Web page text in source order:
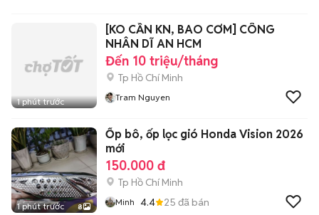
1 phút trước
[KO CẦN KN, BAO CƠM] CÔNG
NHÂN DĨ AN HCM
Đến 10 triệu/tháng
Tp Hồ Chí Minh
Tram Nguyen
1 phút trước 8
Ốp bô, ốp lọc gió Honda Vision 2026
mới
150.000 đ
Tp Hồ Chí Minh
Minh 4.4 25 đã bán